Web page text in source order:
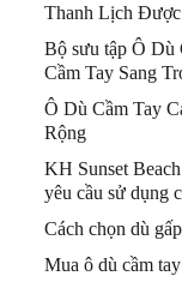
Thanh Lịch
Bộ sưu tập Ô Dù
Cầm Tay Sang
Ô Dù Cầm Tay
Rộng
KH Sunset
yêu cầu sử dụng
Cách chọn dù
Mua ô dù cầm